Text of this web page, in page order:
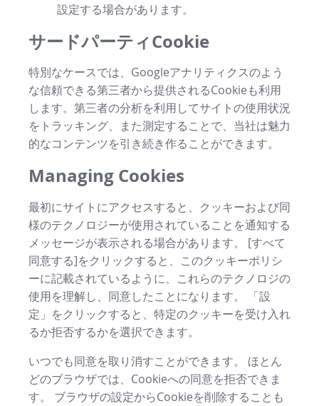
設定する場合があります。
サードパーティCookie
特別なケースでは、Googleアナリティクスのよう
な信頼できる第三者から提供されるCookieも利用
します。第三者の分析を利用してサイトの使用状況
をトラッキング、また測定することで、当社は魅力
的なコンテンツを引き続き作ることができます。
Managing Cookies
最初にサイトにアクセスすると、クッキーおよび同
様のテクノロジーが使用されていることを通知する
メッセージが表示される場合があります。 [すべて
同意する]をクリックすると、このクッキーポリシ
ーに記載されているように、これらのテクノロジの
使用を理解し、同意したことになります。 「設
定」をクリックすると、特定のクッキーを受け入れ
るか拒否するかを選択できます。
いつでも同意を取り消すことができます。 ほとん
どのブラウザでは、Cookieへの同意を拒否できま
す。 ブラウザの設定からCookieを削除することも